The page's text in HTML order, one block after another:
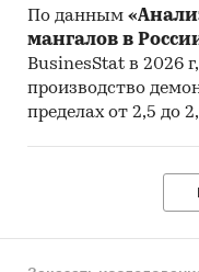
различных
Назначение
Производитель
Компании
По данным
мангалов в
BusinesStat в 2026
производство
пределах от 2,5 до